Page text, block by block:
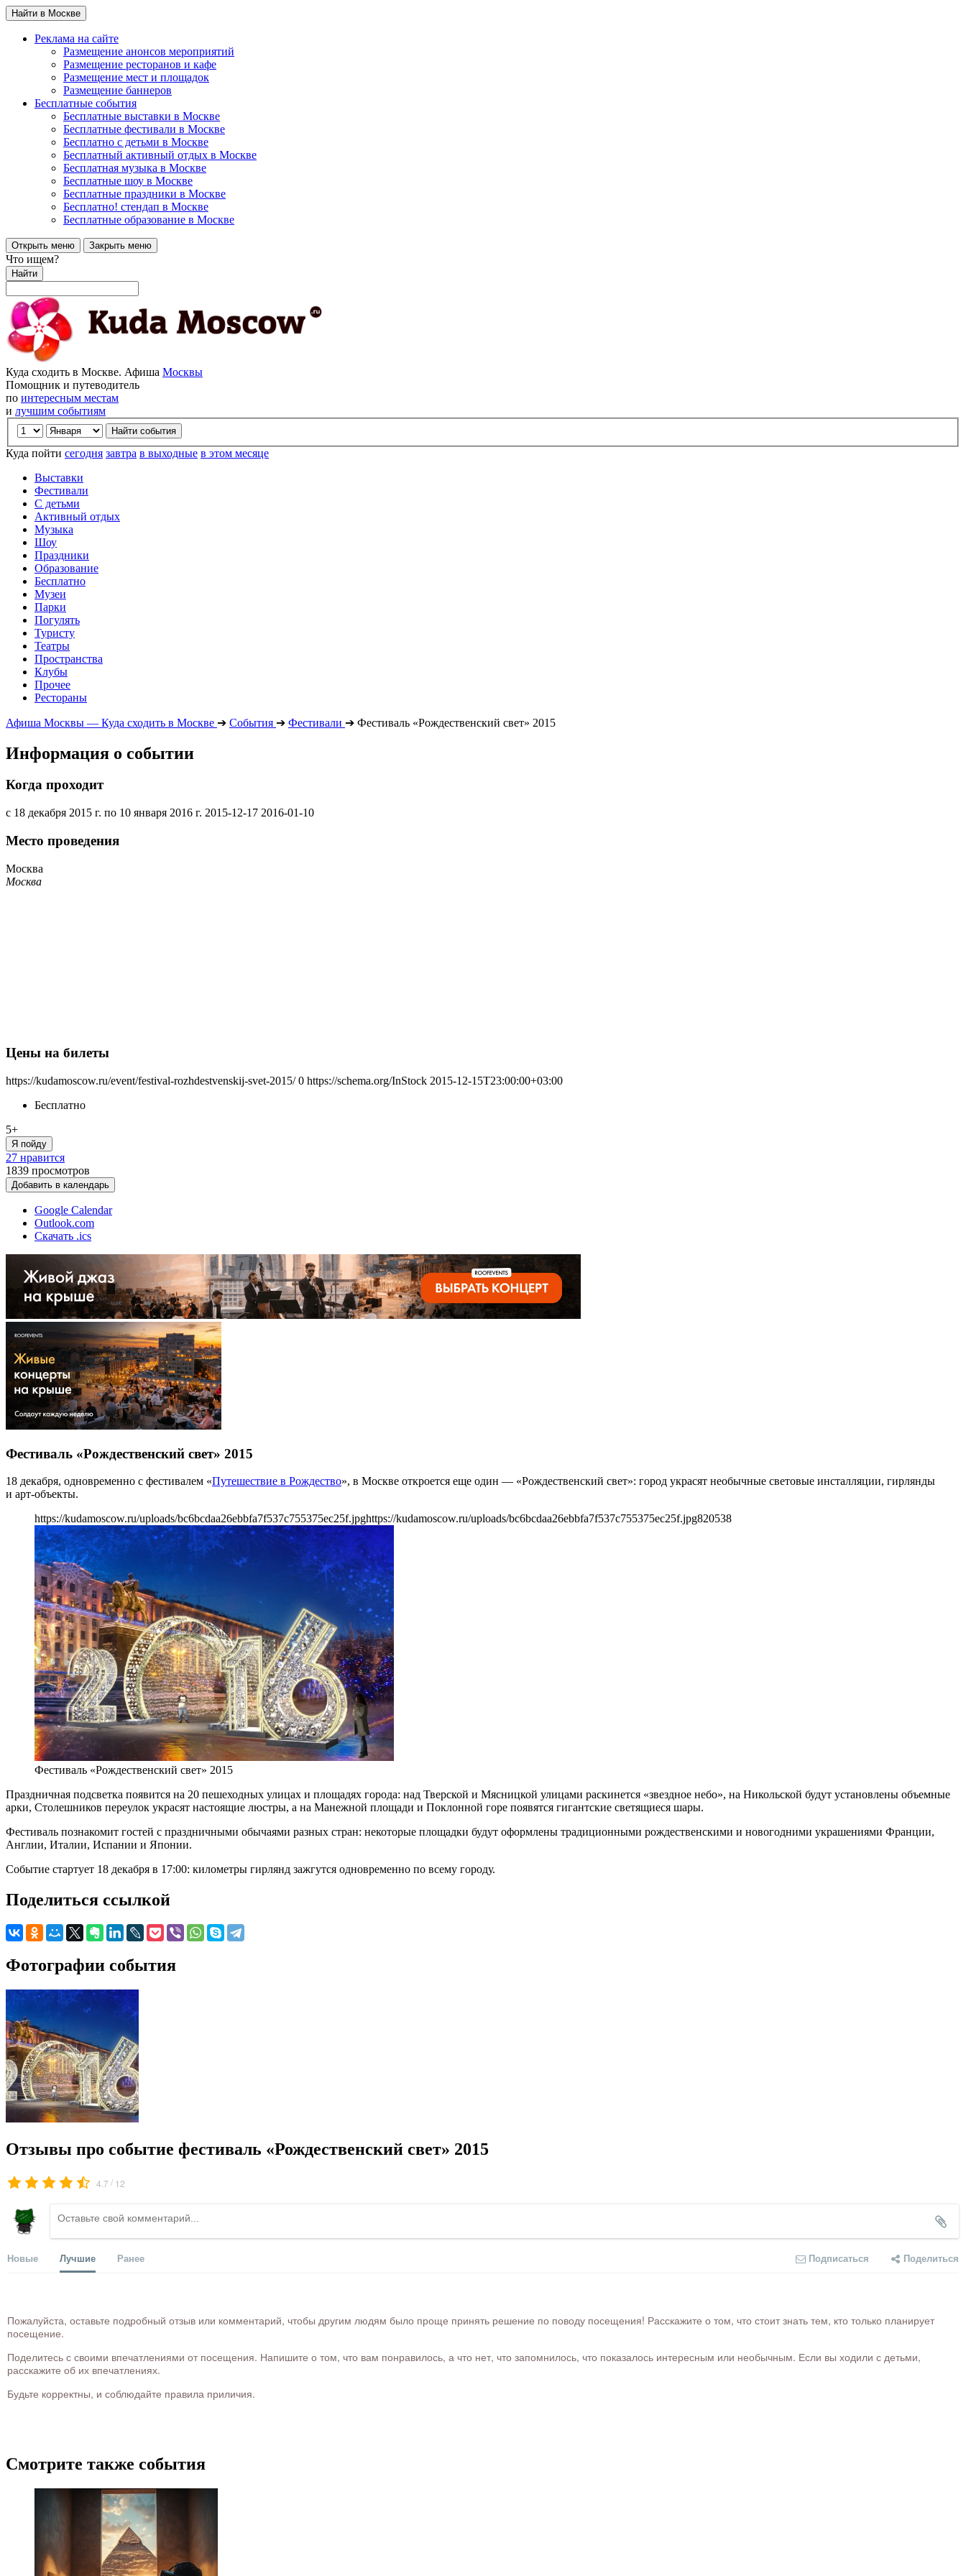
Найти в Москве
Реклама на сайте
Размещение анонсов мероприятий
Размещение ресторанов и кафе
Размещение мест и площадок
Размещение баннеров
Бесплатные события
Бесплатные выставки в Москве
Бесплатные фестивали в Москве
Бесплатно с детьми в Москве
Бесплатный активный отдых в Москве
Бесплатная музыка в Москве
Бесплатные шоу в Москве
Бесплатные праздники в Москве
Бесплатно! стендап в Москве
Бесплатные образование в Москве
Открыть меню Закрыть меню
Что ищем?
Найти
Куда сходить в Москве. Афиша Москвы
Помощник и путеводитель
по интересным местам
и лучшим событиям
Куда пойти сегодня завтра в выходные в этом месяце
Выставки
Фестивали
С детьми
Активный отдых
Музыка
Шоу
Праздники
Образование
Бесплатно
Музеи
Парки
Погулять
Туристу
Театры
Пространства
Клубы
Прочее
Рестораны
Афиша Москвы — Куда сходить в Москве ➔ События ➔ Фестивали ➔ Фестиваль «Рождественский свет» 2015
Информация о событии
Когда проходит
с 18 декабря 2015 г. по 10 января 2016 г. 2015-12-17 2016-01-10
Место проведения
Москва
Москва
Цены на билеты
https://kudamoscow.ru/event/festival-rozhdestvenskij-svet-2015/ 0 https://schema.org/InStock 2015-12-15T23:00:00+03:00
Бесплатно
5+
Я пойду
27 нравится
1839 просмотров
Добавить в календарь
Google Calendar
Outlook.com
Скачать .ics
Фестиваль «Рождественский свет» 2015
18 декабря, одновременно с фестивалем «Путешествие в Рождество», в Москве откроется еще один — «Рождественский свет»: город украсят необычные световые инсталляции, гирлянды
и арт-объекты.
https://kudamoscow.ru/uploads/bc6bcdaa26ebbfa7f537c755375ec25f.jpghttps://kudamoscow.ru/uploads/bc6bcdaa26ebbfa7f537c755375ec25f.jpg820538
Фестиваль «Рождественский свет» 2015
Праздничная подсветка появится на 20 пешеходных улицах и площадях города: над Тверской и Мясницкой улицами раскинется «звездное небо», на Никольской будут установлены объемные
арки, Столешников переулок украсят настоящие люстры, а на Манежной площади и Поклонной горе появятся гигантские светящиеся шары.
Фестиваль познакомит гостей с праздничными обычаями разных стран: некоторые площадки будут оформлены традиционными рождественскими и новогодними украшениями Франции,
Англии, Италии, Испании и Японии.
Событие стартует 18 декабря в 17:00: километры гирлянд зажгутся одновременно по всему городу.
Поделиться ссылкой
Фотографии события
Отзывы про событие фестиваль «Рождественский свет» 2015
4.7 / 12
Новые Лучшие Ранее Подписаться Поделиться
Пожалуйста, оставьте подробный отзыв или комментарий, чтобы другим людям было проще принять решение по поводу посещения! Расскажите о том, что стоит знать тем, кто только планирует
посещение.
Поделитесь с своими впечатлениями от посещения. Напишите о том, что вам понравилось, а что нет, что запомнилось, что показалось интересным или необычным. Если вы ходили с детьми,
расскажите об их впечатлениях.
Будьте корректны, и соблюдайте правила приличия.
Смотрите также события